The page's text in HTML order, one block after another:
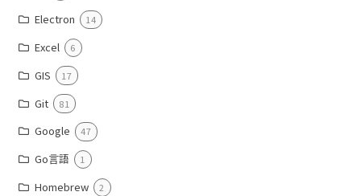
Electron 14
Excel 6
GIS 17
Git 81
Google 47
Go言語 1
Homebrew 2